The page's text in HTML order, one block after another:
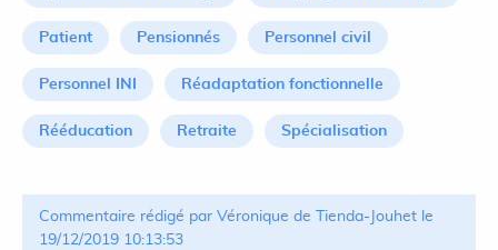
Patient Pensionnés Personnel civil
Personnel INI Réadaptation fonctionnelle
Rééducation Retraite Spécialisation
Commentaire rédigé par Véronique de Tienda-Jouhet le
19/12/2019 10:13:53